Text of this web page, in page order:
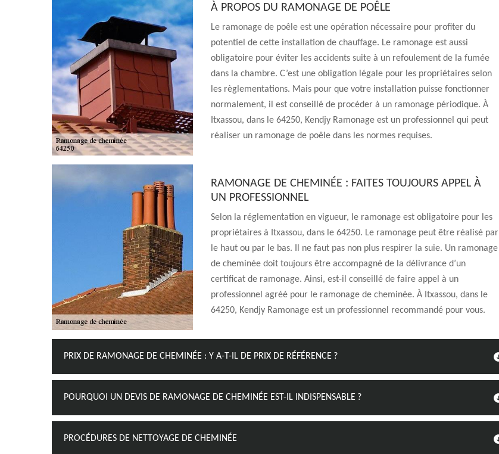
À PROPOS DU RAMONAGE DE POÊLE
Le ramonage de poêle est une opération nécessaire pour profiter du
potentiel de cette installation de chauffage. Le ramonage est aussi
obligatoire pour éviter les accidents suite à un refoulement de la fumée
dans la chambre. C’est une obligation légale pour les propriétaires selon
les règlementations. Mais pour que votre installation puisse fonctionner
normalement, il est conseillé de procéder à un ramonage périodique. À
Itxassou, dans le 64250, Kendjy Ramonage est un professionnel qui peut
réaliser un ramonage de poêle dans les normes requises.
RAMONAGE DE CHEMINÉE : FAITES TOUJOURS APPEL À
UN PROFESSIONNEL
Selon la réglementation en vigueur, le ramonage est obligatoire pour les
propriétaires à Itxassou, dans le 64250. Le ramonage peut être réalisé par
le haut ou par le bas. Il ne faut pas non plus respirer la suie. Un ramonage
de cheminée doit toujours être accompagné de la délivrance d’un
certificat de ramonage. Ainsi, est-il conseillé de faire appel à un
professionnel agréé pour le ramonage de cheminée. À Itxassou, dans le
64250, Kendjy Ramonage est un professionnel recommandé pour vous.
PRIX DE RAMONAGE DE CHEMINÉE : Y A-T-IL DE PRIX DE RÉFÉRENCE ?
POURQUOI UN DEVIS DE RAMONAGE DE CHEMINÉE EST-IL INDISPENSABLE ?
PROCÉDURES DE NETTOYAGE DE CHEMINÉE